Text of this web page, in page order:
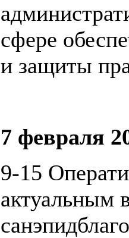
сфере
и защиты
7 февраля
9-15
актуальным